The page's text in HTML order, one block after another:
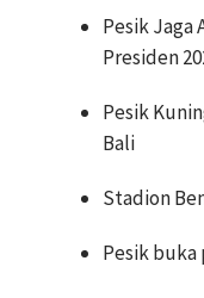
Pesik Jaga
Presiden
Pesik
Bali
Stadion
Pesik buka